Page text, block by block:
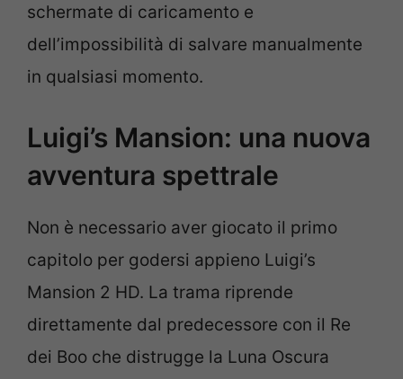
schermate di caricamento e
dell’impossibilità di salvare manualmente
in qualsiasi momento.
Luigi’s Mansion: una nuova
avventura spettrale
Non è necessario aver giocato il primo
capitolo per godersi appieno Luigi’s
Mansion 2 HD. La trama riprende
direttamente dal predecessore con il Re
dei Boo che distrugge la Luna Oscura